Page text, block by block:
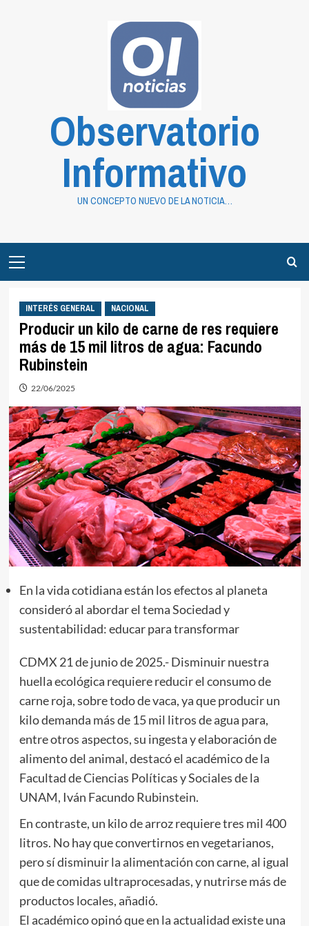
Observatorio
Informativo
UN CONCEPTO NUEVO DE LA NOTICIA…
Menu
INTERÉS GENERAL NACIONAL
Producir un kilo de carne de res requiere
más de 15 mil litros de agua: Facundo
Rubinstein
22/06/2025
En la vida cotidiana están los efectos al planeta
consideró al abordar el tema Sociedad y
sustentabilidad: educar para transformar
CDMX 21 de junio de 2025.- Disminuir nuestra
huella ecológica requiere reducir el consumo de
carne roja, sobre todo de vaca, ya que producir un
kilo demanda más de 15 mil litros de agua para,
entre otros aspectos, su ingesta y elaboración de
alimento del animal, destacó el académico de la
Facultad de Ciencias Políticas y Sociales de la
UNAM, Iván Facundo Rubinstein.
En contraste, un kilo de arroz requiere tres mil 400
litros. No hay que convertirnos en vegetarianos,
pero sí disminuir la alimentación con carne, al igual
que de comidas ultraprocesadas, y nutrirse más de
productos locales, añadió.
El académico opinó que en la actualidad existe una